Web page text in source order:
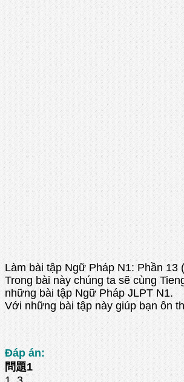
Làm bài tập Ngữ Pháp N1: Phần 13
Trong bài này chúng ta sẽ cùng
những bài tập Ngữ Pháp JLPT N1.
Với những bài tập này giúp bạn ôn
Đáp án:
問題1